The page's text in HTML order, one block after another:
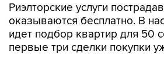
Риэлторские услуги
оказываются бесплатно. В
идет подбор квартир для 50
первые три сделки покупки